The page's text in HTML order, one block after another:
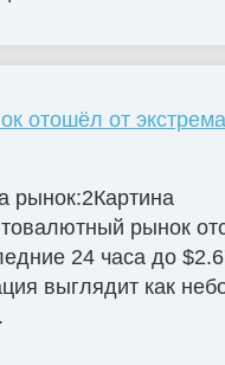
отошёл от
рынок:2Картина
рынок
24 часа до
выглядит как